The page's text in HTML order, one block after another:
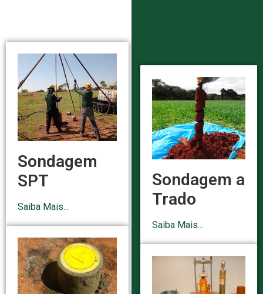
Sondagem
SPT
Saiba Mais...
Sondagem a
Trado
Saiba Mais...